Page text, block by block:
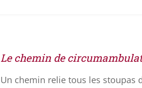
Le chemin de
Un chemin relie tous les stoupas